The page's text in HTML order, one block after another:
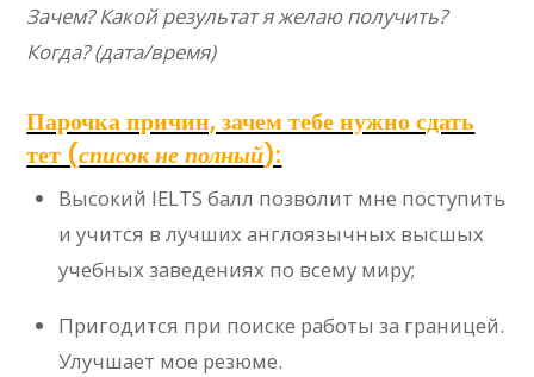
Зачем? Какой результат я желаю получить?
Когда? (дата/время)
Парочка причин, зачем тебе нужно сдать
тет (список не полный):
Высокий IELTS балл позволит мне поступить
и учится в лучших англоязычных высшых
учебных заведениях по всему миру;
Пригодится при поиске работы за границей.
Улучшает мое резюме.